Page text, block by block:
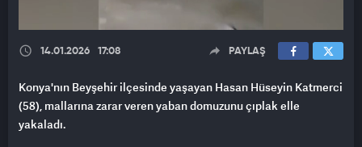
14.01.2026 17:08 PAYLAŞ
Konya'nın Beyşehir ilçesinde yaşayan Hasan Hüseyin Katmerci
(58), mallarına zarar veren yaban domuzunu çıplak elle
yakaladı.